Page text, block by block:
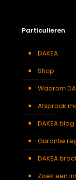
Particulieren
DAKEA
Shop
Waarom
Afspraak
DAKEA blog
Garantie
DAKEA
Zoek een